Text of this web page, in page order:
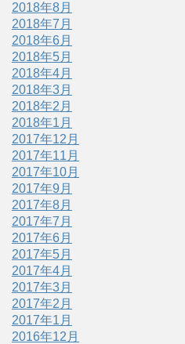
2018年8月
2018年7月
2018年6月
2018年5月
2018年4月
2018年3月
2018年2月
2018年1月
2017年12月
2017年11月
2017年10月
2017年9月
2017年8月
2017年7月
2017年6月
2017年5月
2017年4月
2017年3月
2017年2月
2017年1月
2016年12月